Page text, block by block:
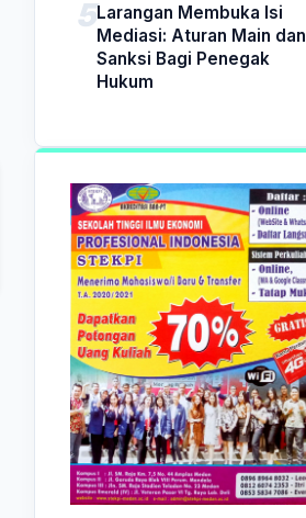
Larangan Membuka Isi
Mediasi: Aturan Main dan
Sanksi Bagi Penegak
Hukum